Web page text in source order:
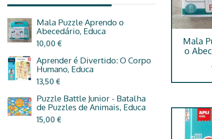
Mala Puzzle Aprendo o
Abecedário, Educa
10,00 €
Aprender é Divertido: O Corpo
Humano, Educa
13,50 €
Puzzle Battle Junior - Batalha
de Puzzles de Animais, Educa
15,00 €
Mala
o